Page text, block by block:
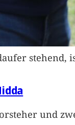
und